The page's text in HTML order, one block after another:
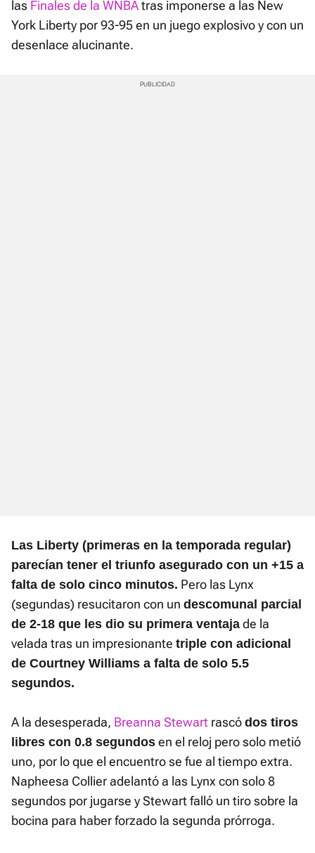
las Finales de la WNBAtras imponerse a las New
York Liberty por 93-95 en un juego explosivo y con un
desenlace alucinante.
Las Liberty (primeras en la temporada regular)
parecían tener el triunfo asegurado con un +15 a
falta de solo cinco minutos. Pero las Lynx
(segundas) resucitaron con un descomunal parcial
de 2-18 que les dio su primera ventaja de la
velada tras un impresionante triple con adicional
de Courtney Williams a falta de solo 5.5
segundos.
A la desesperada, Breanna Stewart rascó dos tiros
libres con 0.8 segundos en el reloj pero solo metió
uno, por lo que el encuentro se fue al tiempo extra.
Napheesa Collier adelantó a las Lynx con solo 8
segundos por jugarse y Stewart falló un tiro sobre la
bocina para haber forzado la segunda prórroga.